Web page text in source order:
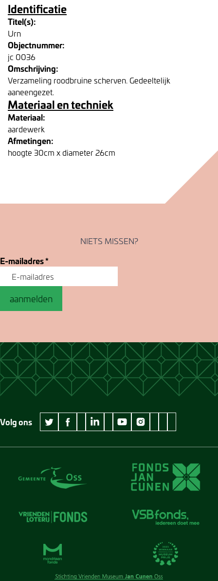
Identificatie
Titel(s):
Urn
Objectnummer:
jc 0036
Omschrijving:
Verzameling roodbruine scherven. Gedeeltelijk
aaneengezet.
Materiaal en techniek
Materiaal:
aardewerk
Afmetingen:
hoogte 30cm x diameter 26cm
NIETS MISSEN?
E-mailadres*
aanmelden
Volg ons
twitter Museum Jan Cunen
facebook Museum Jan Cunen
wikipedia Museum Jan Cunen
linkedin Museum Jan Cunen
googleplus Museum Jan Cunen
youtube Museum Jan Cunen
instagram Museum